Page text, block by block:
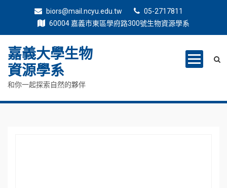
biors@mail.ncyu.edu.tw
05-2717811
60004 嘉義市東區學府路300號生物資源學系
嘉義大學生物
資源學系
和你一起探索自然的夥伴